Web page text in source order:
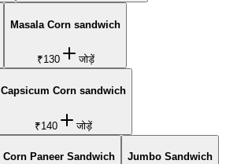
Masala Corn sandwich
₹130 जोड़ें
Capsicum Corn sandwich
₹140 जोड़ें
Corn Paneer Sandwich Jumbo Sandwich